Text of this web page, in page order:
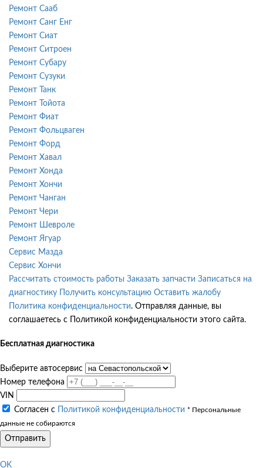
Ремонт Сааб
Ремонт Санг Енг
Ремонт Сиат
Ремонт Ситроен
Ремонт Субару
Ремонт Сузуки
Ремонт Танк
Ремонт Тойота
Ремонт Фиат
Ремонт Фольцваген
Ремонт Форд
Ремонт Хавал
Ремонт Хонда
Ремонт Хончи
Ремонт Чанган
Ремонт Чери
Ремонт Шевроле
Ремонт Ягуар
Сервис Мазда
Сервис Хончи
Рассчитать стоимость работы Заказать запчасти Записаться на
диагностику
Получить консультацию Оставить жалобу
Политика конфиденциальности. Отправляя данные, вы
соглашаетесь с Политикой конфиденциальности этого сайта.
Бесплатная диагностика
Выберите автосервис
Номер телефона
VIN
Согласен с
Политикой конфиденциальности * Персональные
данные не собираются
Отправить
OK